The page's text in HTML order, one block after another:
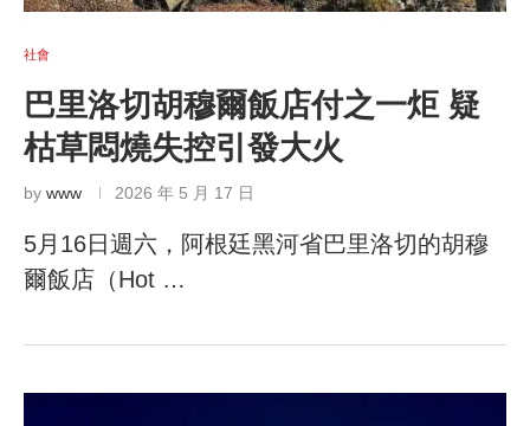
社會
巴里洛切胡穆爾飯店付之一炬 疑
枯草悶燒失控引發大火
by www 2026 年 5 月 17 日
5月16日週六，阿根廷黑河省巴里洛切的胡穆
爾飯店（Hot …